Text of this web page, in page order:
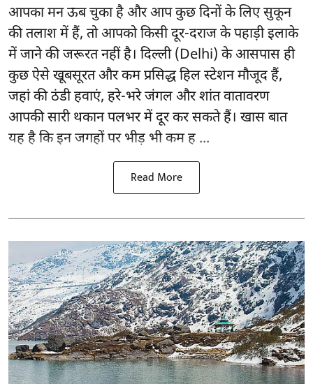
आपका मन ऊब चुका है और आप कुछ दिनों के लिए सुकून
की तलाश में हैं, तो आपको किसी दूर-दराज के पहाड़ी इलाके
में जाने की जरूरत नहीं है। दिल्ली (Delhi) के आसपास ही
कुछ ऐसे खूबसूरत और कम प्रसिद्ध हिल स्टेशन मौजूद हैं,
जहां की ठंडी हवाएं, हरे-भरे जंगल और शांत वातावरण
आपकी सारी थकान पलभर में दूर कर सकते हैं। खास बात
यह है कि इन जगहों पर भीड़ भी कम ह ...
Read More